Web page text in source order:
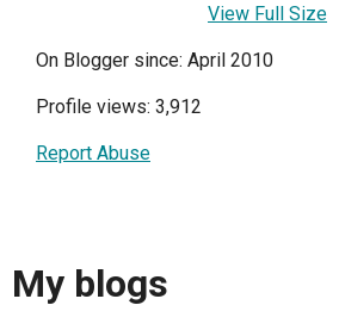
View Full Size
On Blogger since: April 2010
Profile views: 3,912
Report Abuse
My blogs